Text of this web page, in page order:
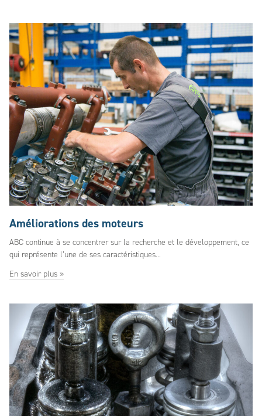
Améliorations des moteurs
ABC continue à se concentrer sur la recherche et le développement, ce
qui représente l’une de ses caractéristiques...
En savoir plus »